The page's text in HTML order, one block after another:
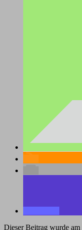
Dieser Beitrag wurde am